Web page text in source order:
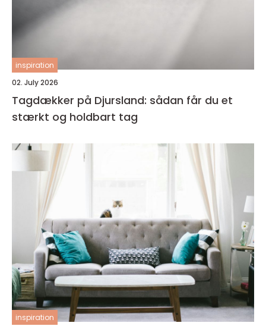
inspiration
02. July 2026
Tagdækker på Djursland: sådan får du et
stærkt og holdbart tag
inspiration